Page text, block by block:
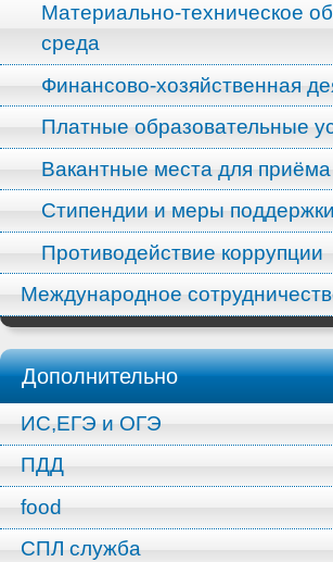
Материально-техническое
среда
Финансово-хозяйственная
Платные образовательные
Вакантные места для
Стипендии и меры
Противодействие коррупции
Международное
Дополнительно
ИС,ЕГЭ и ОГЭ
ПДД
food
СПЛ служба